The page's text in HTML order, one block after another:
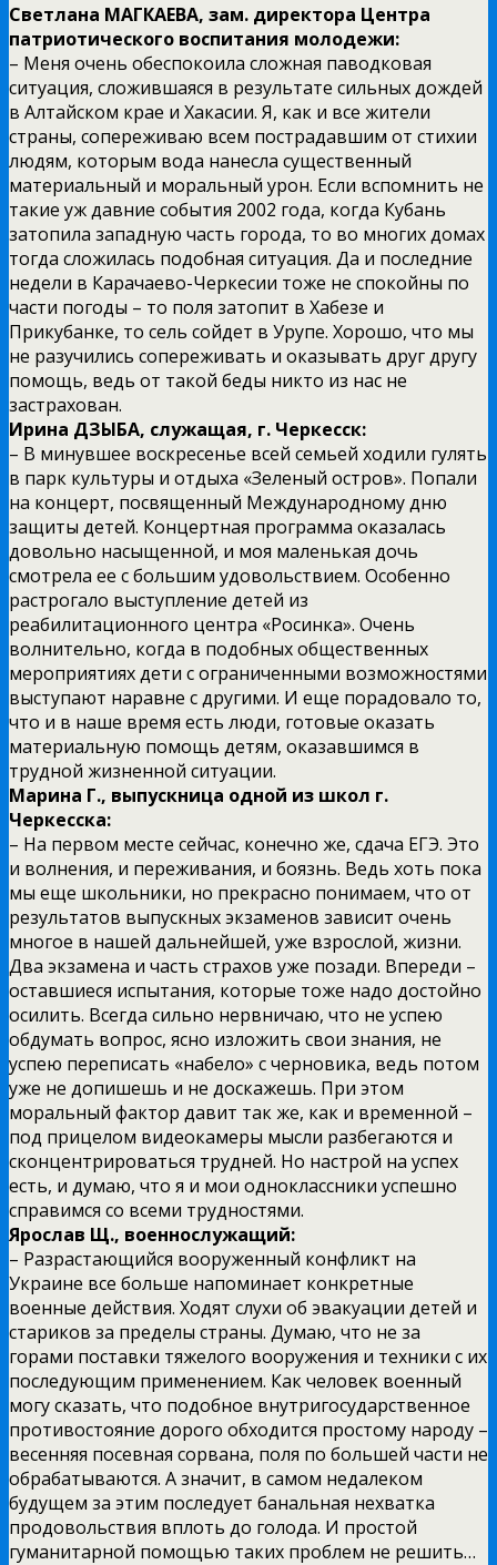
Светлана МАГКАЕВА, зам. директора Центра
патриотического воспитания молодежи:
– Меня очень обеспокоила сложная паводковая
ситуация, сложившаяся в результате сильных дождей
в Алтайском крае и Хакасии. Я, как и все жители
страны, сопереживаю всем пострадавшим от стихии
людям, которым вода нанесла существенный
материальный и моральный урон. Если вспомнить не
такие уж давние события 2002 года, когда Кубань
затопила западную часть города, то во многих домах
тогда сложилась подобная ситуация. Да и последние
недели в Карачаево-Черкесии тоже не спокойны по
части погоды – то поля затопит в Хабезе и
Прикубанке, то сель сойдет в Урупе. Хорошо, что мы
не разучились сопереживать и оказывать друг другу
помощь, ведь от такой беды никто из нас не
застрахован.
Ирина ДЗЫБА, служащая, г. Черкесск:
– В минувшее воскресенье всей семьей ходили гулять
в парк культуры и отдыха «Зеленый остров». Попали
на концерт, посвященный Международному дню
защиты детей. Концертная программа оказалась
довольно насыщенной, и моя маленькая дочь
смотрела ее с большим удовольствием. Особенно
растрогало выступление детей из
реабилитационного центра «Росинка». Очень
волнительно, когда в подобных общественных
мероприятиях дети с ограниченными возможностями
выступают наравне с другими. И еще порадовало то,
что и в наше время есть люди, готовые оказать
материальную помощь детям, оказавшимся в
трудной жизненной ситуации.
Марина Г., выпускница одной из школ г.
Черкесска:
– На первом месте сейчас, конечно же, сдача ЕГЭ. Это
и волнения, и переживания, и боязнь. Ведь хоть пока
мы еще школьники, но прекрасно понимаем, что от
результатов выпускных экзаменов зависит очень
многое в нашей дальнейшей, уже взрослой, жизни.
Два экзамена и часть страхов уже позади. Впереди –
оставшиеся испытания, которые тоже надо достойно
осилить. Всегда сильно нервничаю, что не успею
обдумать вопрос, ясно изложить свои знания, не
успею переписать «набело» с черновика, ведь потом
уже не допишешь и не доскажешь. При этом
моральный фактор давит так же, как и временной –
под прицелом видеокамеры мысли разбегаются и
сконцентрироваться трудней. Но настрой на успех
есть, и думаю, что я и мои одноклассники успешно
справимся со всеми трудностями.
Ярослав Щ., военнослужащий:
– Разрастающийся вооруженный конфликт на
Украине все больше напоминает конкретные
военные действия. Ходят слухи об эвакуации детей и
стариков за пределы страны. Думаю, что не за
горами поставки тяжелого вооружения и техники с их
последующим применением. Как человек военный
могу сказать, что подобное внутригосударственное
противостояние дорого обходится простому народу –
весенняя посевная сорвана, поля по большей части не
обрабатываются. А значит, в самом недалеком
будущем за этим последует банальная нехватка
продовольствия вплоть до голода. И простой
гуманитарной помощью таких проблем не решить…